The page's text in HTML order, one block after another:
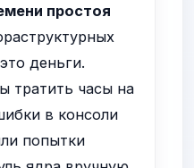
простоя
деньги.
тратить часы на
в консоли
попытки